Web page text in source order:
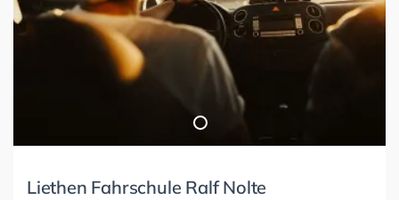
Liethen Fahrschule Ralf Nolte